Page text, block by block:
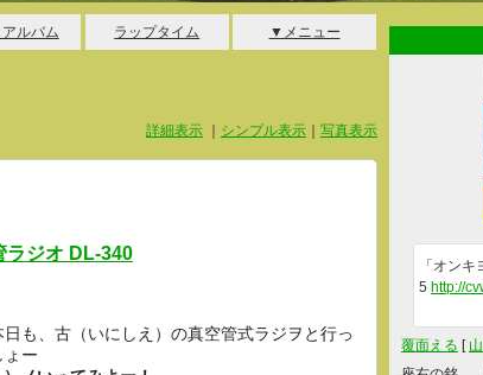
ルバム ラップタイム ▼メニュー
詳細表示 シンプル表示 写真表示
ジオ DL-340
日も、古（いにしえ）の真空管式ラジヲと行っ
ょー
「オン
5 http://
覆面える [